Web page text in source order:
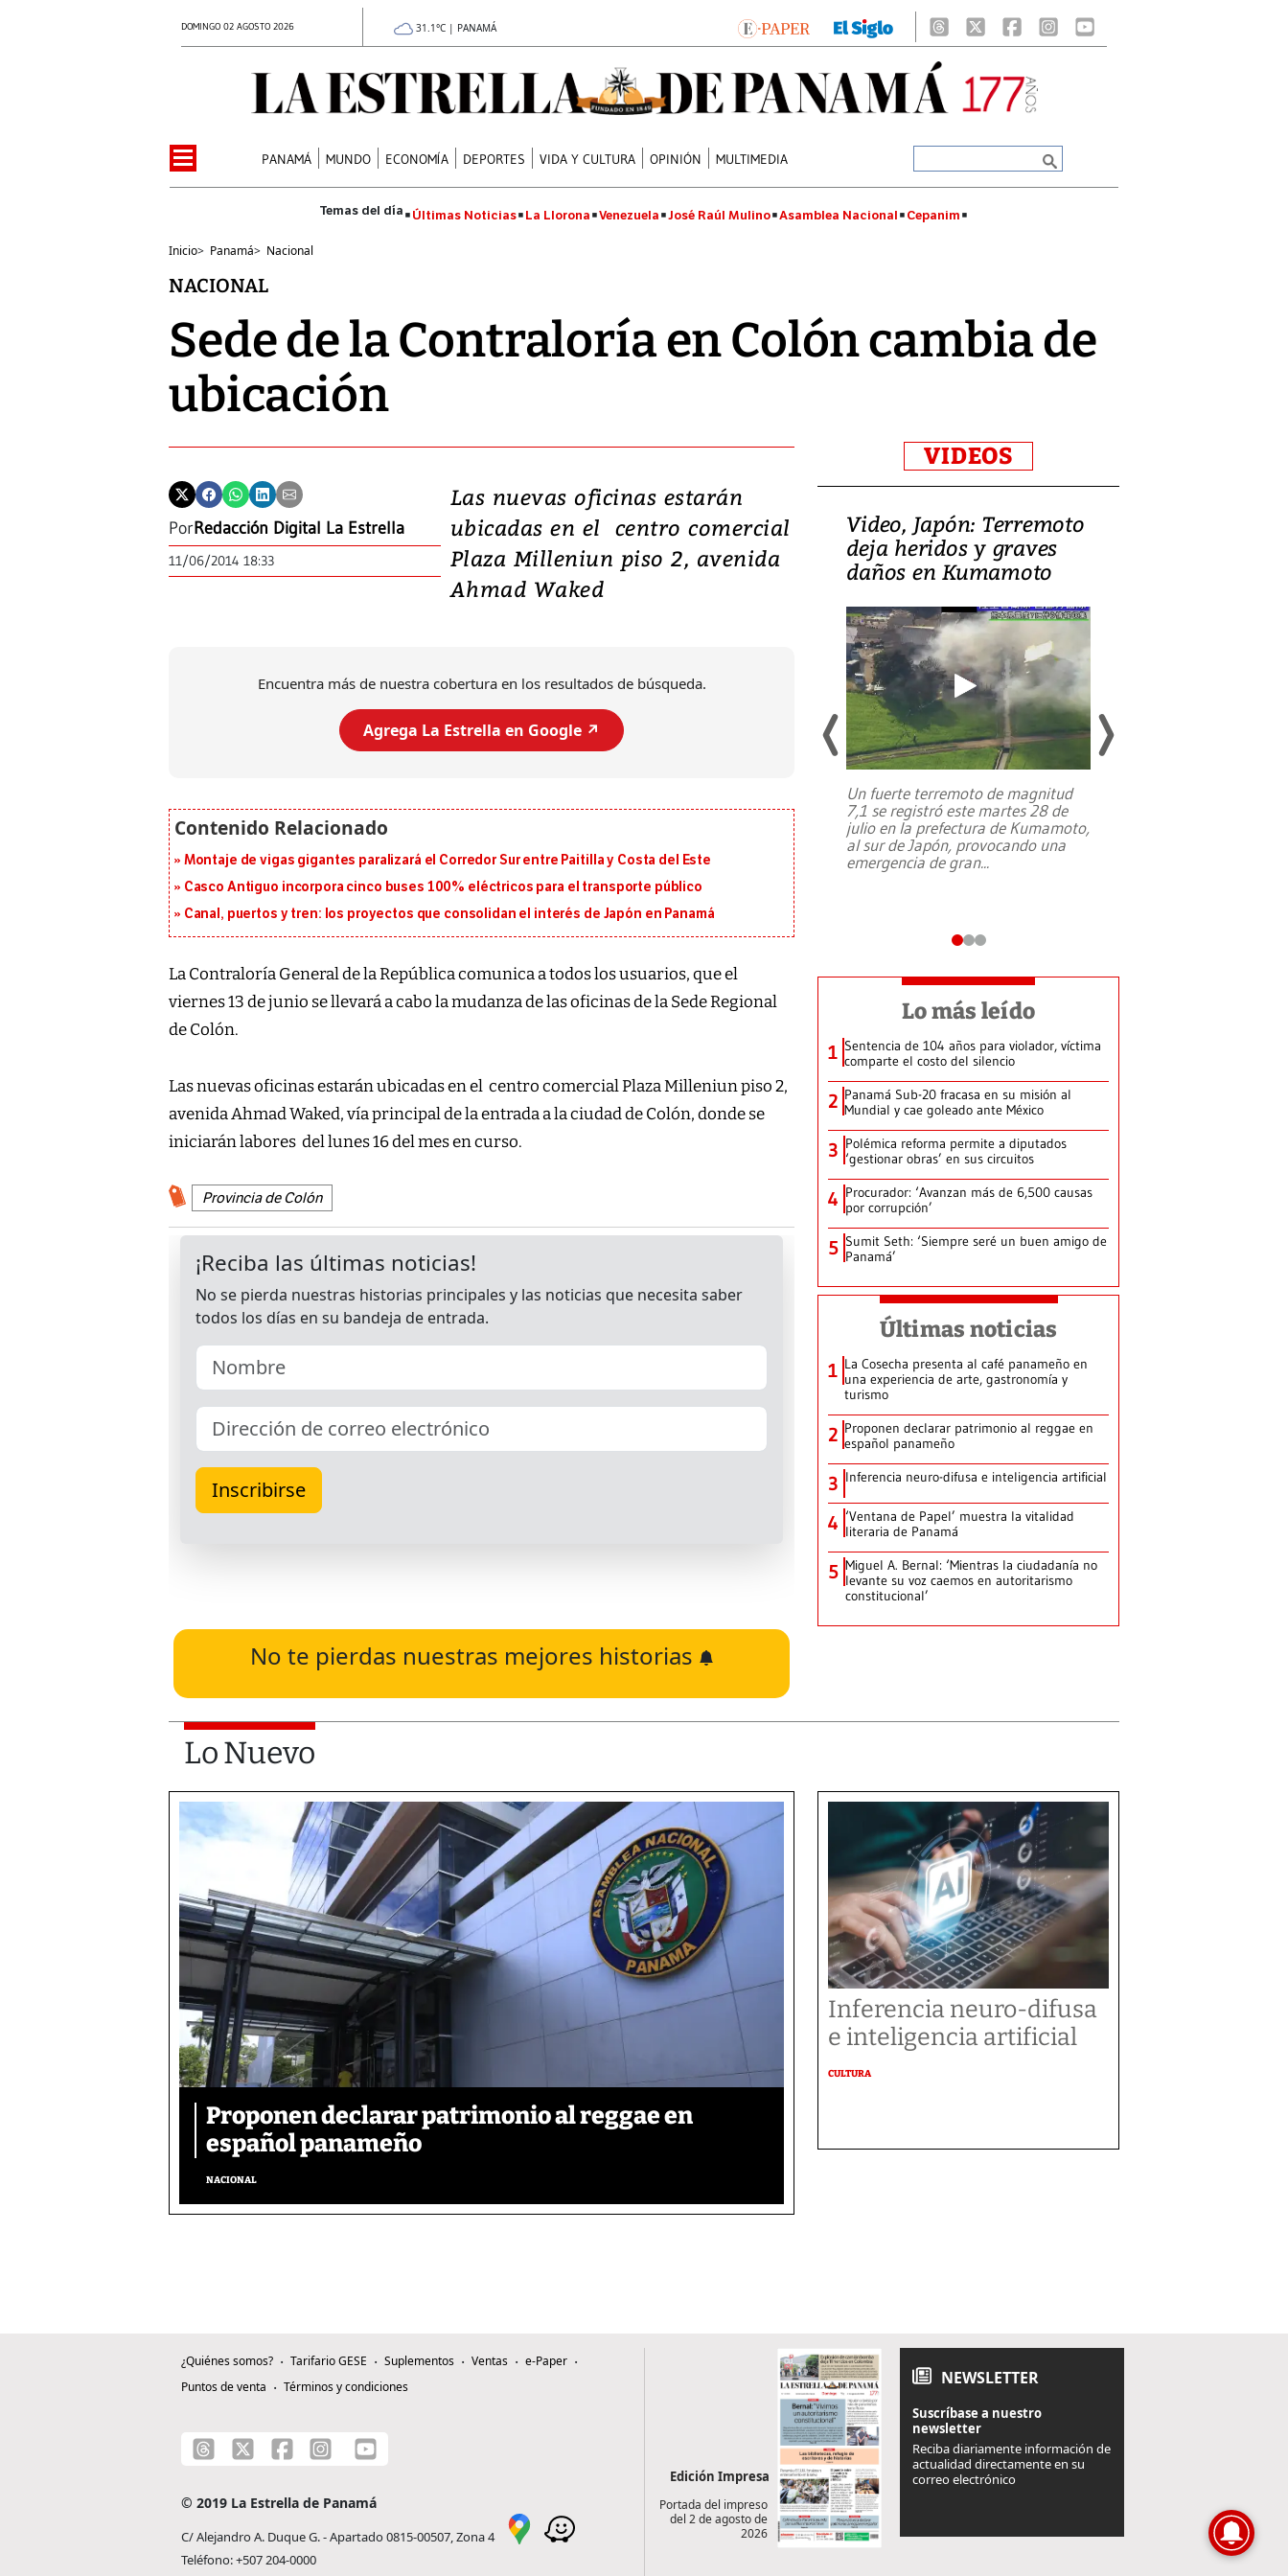
DOMINGO 02 AGOSTO 2026 31.1°C | PANAMÁ
PANAMÁ MUNDO ECONOMÍA DEPORTES VIDA Y CULTURA OPINIÓN MULTIMEDIA
Últimas Noticias La Llorona Venezuela José Raúl Mulino Asamblea Nacional Cepanim
Inicio> Panamá> Nacional
NACIONAL
Sede de la Contraloría en Colón cambia de
ubicación
PorRedacción Digital La Estrella
11/06/2014 18:33
Las nuevas oficinas estarán
ubicadas en el centro comercial
Plaza Milleniun piso 2, avenida
Ahmad Waked
Encuentra más de nuestra cobertura en los resultados de búsqueda.
Agrega La Estrella en Google ↗️
Montaje de vigas gigantes paralizará el Corredor Sur entre Paitilla y Costa del Este
Casco Antiguo incorpora cinco buses 100% eléctricos para el transporte público
Canal, puertos y tren: los proyectos que consolidan el interés de Japón en Panamá
La Contraloría General de la República comunica a todos los usuarios, que el
viernes 13 de junio se llevará a cabo la mudanza de las oficinas de la Sede Regional
de Colón.
Las nuevas oficinas estarán ubicadas en el centro comercial Plaza Milleniun piso 2,
avenida Ahmad Waked, vía principal de la entrada a la ciudad de Colón, donde se
iniciarán labores del lunes 16 del mes en curso.
Provincia de Colón
No te pierdas nuestras mejores historias
VIDEOS
Isidro Carbonell,
director de la Lotería:
‘Vamos a ser más
transparentes, tengan fe
El director de la Lotería Nacional de
clandestina, auditorías internas y su
plan para modernizar la institución
Video, Japón: Terremoto
deja heridos y graves
daños en Kumamoto
Un fuerte terremoto de magnitud
7,1 se registró este martes 28 de
julio en la prefectura de Kumamoto,
al sur de Japón, provocando una
emergencia de gran...
Lo más leído
1 Sentencia de 104 años para violador, víctima
comparte el costo del silencio
2 Panamá Sub-20 fracasa en su misión al
Mundial y cae goleado ante México
3 Polémica reforma permite a diputados
‘gestionar obras’ en sus circuitos
4 Procurador: ‘Avanzan más de 6,500 causas
por corrupción’
5 Sumit Seth: ‘Siempre seré un buen amigo de
Panamá’
Últimas noticias
1 La Cosecha presenta al café panameño en
una experiencia de arte, gastronomía y
turismo
2 Proponen declarar patrimonio al reggae en
español panameño
3 Inferencia neuro-difusa e inteligencia artificial
4 ‘Ventana de Papel’ muestra la vitalidad
literaria de Panamá
5 Miguel A. Bernal: ‘Mientras la ciudadanía no
levante su voz caemos en autoritarismo
constitucional’
Lo Nuevo
Proponen declarar patrimonio al reggae en
español panameño
NACIONAL
Inferencia neuro-difusa
e inteligencia artificial
CULTURA
¿Quiénes somos? Tarifario GESE Suplementos Ventas
e-Paper
Puntos de venta
Términos y condiciones
© 2019 La Estrella de Panamá
C/ Alejandro A. Duque G. - Apartado 0815-00507, Zona 4
Teléfono: +507 204-0000
Edición Impresa
Portada del impreso
del 2 de agosto de
2026
NEWSLETTER
Suscríbase a nuestro
newsletter
Reciba diariamente información de
actualidad directamente en su
correo electrónico